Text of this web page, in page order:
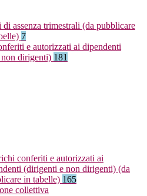
di assenza trimestrali (da pubblicare
7
e autorizzati ai dipendenti
dirigenti) 181
conferiti e autorizzati ai
(dirigenti e non dirigenti) (da
in tabelle) 165
collettiva